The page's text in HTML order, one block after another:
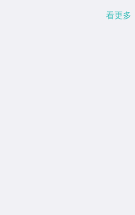
看更多